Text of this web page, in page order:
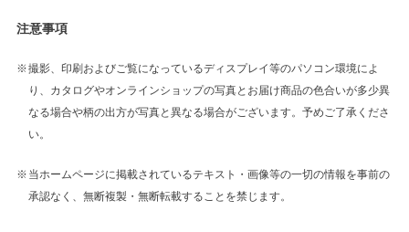
注意事項
撮影、印刷およびご覧になっているディスプレイ等のパソコン環境によ
り、カタログやオンラインショップの写真とお届け商品の色合いが多少異
なる場合や柄の出方が写真と異なる場合がございます。予めご了承くださ
い。
当ホームページに掲載されているテキスト・画像等の一切の情報を事前の
承認なく、無断複製・無断転載することを禁じます。